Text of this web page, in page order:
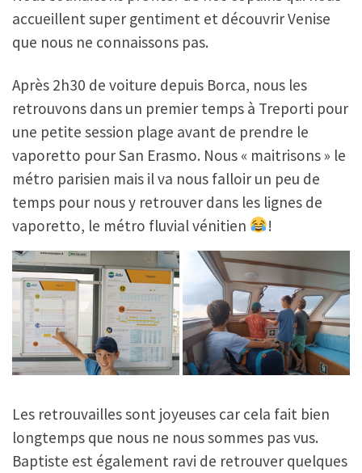
accueillent super gentiment et découvrir Venise
que nous ne connaissons pas.
Après 2h30 de voiture depuis Borca, nous les
retrouvons dans un premier temps à Treporti pour
une petite session plage avant de prendre le
vaporetto pour San Erasmo. Nous « maitrisons » le
métro parisien mais il va nous falloir un peu de
temps pour nous y retrouver dans les lignes de
vaporetto, le métro fluvial vénitien
!
Les retrouvailles sont joyeuses car cela fait bien
longtemps que nous ne nous sommes pas vus.
Baptiste est également ravi de retrouver quelques